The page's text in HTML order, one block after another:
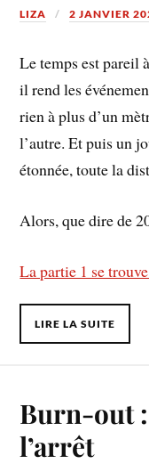
LIZA 2 JANVIER
Le temps est pareil
il rend les
rien à plus d’un
l’autre. Et puis un
étonnée, toute la
Alors, que dire de
La partie 1 se
LIRE LA SUITE
Burn-out :
l’arrêt